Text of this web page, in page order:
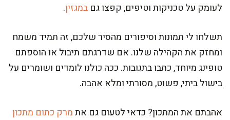
לעומק על טכניקות וטיפים, קפצו גם במגזין.
תשלחו לי תמונות וסיפורים מהסיר שלכם, זה תמיד משמח
ומחזק את הקהילה שלנו. אם שדרגתם תיבול או הוספתם
טופינג מיוחד, כתבו בתגובות. ככה כולנו לומדים ושומרים על
בישול ביתי, פשוט, מסורתי ומלא אהבה.
אהבתם את המתכון? כדאי לטעום גם אתמרק כתום מתכון